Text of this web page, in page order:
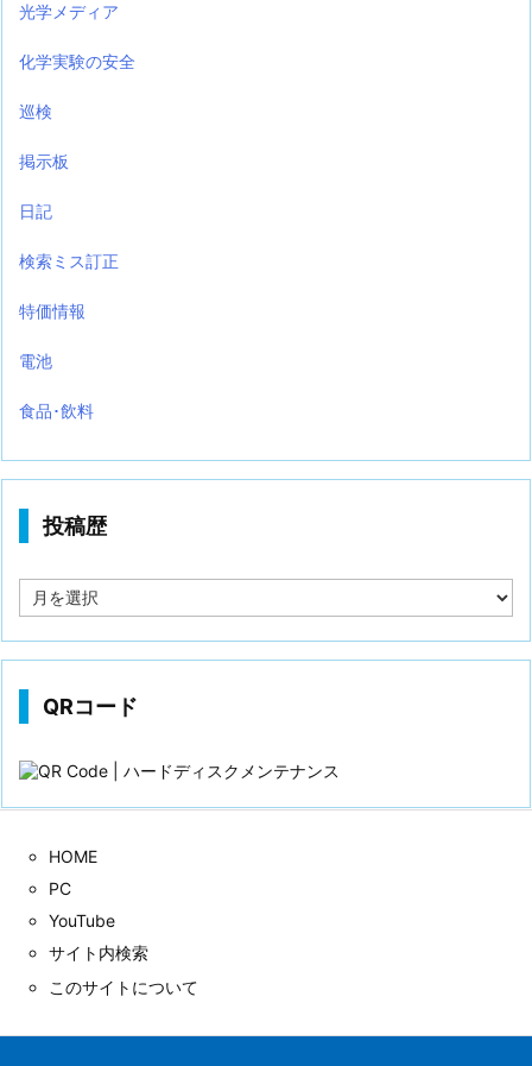
光学メディア
化学実験の安全
巡検
掲示板
日記
検索ミス訂正
特価情報
電池
食品･飲料
投稿歴
稿
QRコード
HOME
PC
YouTube
サイト内検索
このサイトについて